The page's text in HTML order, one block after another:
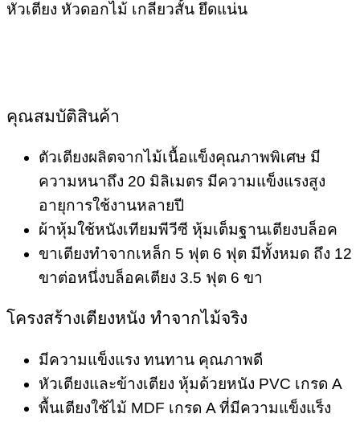
หัวเตียง หัวดอกไม้ เกลียวสั้น ยึดแน่น
คุณสมบัติสินค้า
ตัวเตียงผลิตจากไม้เนื้อแข็งคุณภาพพิเศษ มี
ความหนาถึง 20 มิลิเมตร มีความแข็งแรงสูง
อายุการใช้งานหลายปี
ผ้าหุ้มใช้หนังเทียมพีวีซี หุ้มเต็มฐานเตียงบล็อค
ขาเตียงทำจากเหล็ก 5 ฟุต 6 ฟุต มีทั้งหมด ถึง 12
ขาต่อหนึ่งบล็อคเตียง 3.5 ฟุต 6 ขา
โครงสร้างเตียงหนัง ทำจากไม้จริง
มีความแข็งแรง ทนทาน คุณภาพดี
หัวเตียงและข้างเตียง หุ้มด้วยหนัง PVC เกรด A
พื้นเตียงใช้ไม้ MDF เกรด A ที่มีความแข็งแร็ง